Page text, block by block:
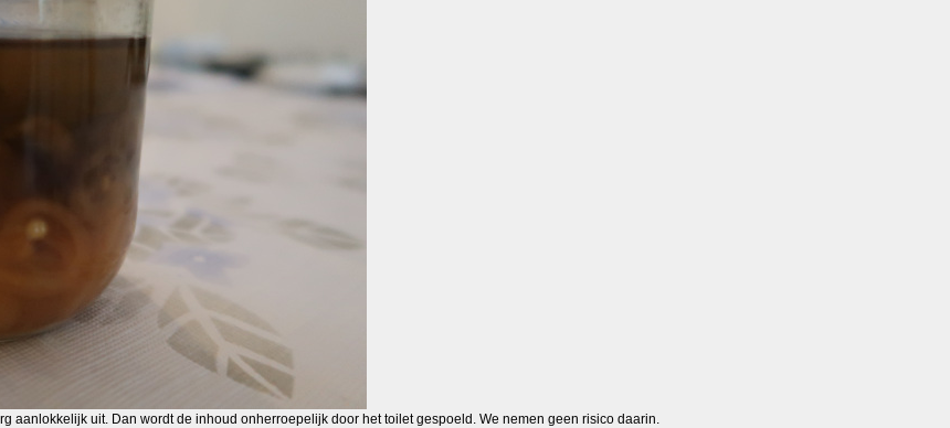
aanlokkelijk uit. Dan wordt de inhoud onherroepelijk door het toilet gespoeld. We nemen geen risico daarin.